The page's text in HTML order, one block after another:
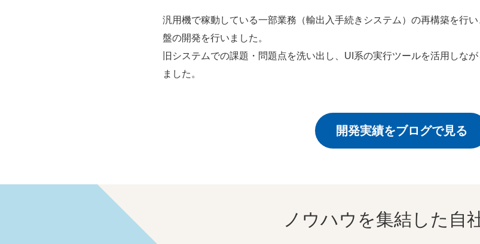
汎用機で稼動している一部業務（輸出入手続きシステム）の再構築を行
盤の開発を行いました。
旧システムでの課題・問題点を洗い出し、UI系の実行ツールを活用しな
ました。
開発実績をブログで見る
ノウハウを集結した自